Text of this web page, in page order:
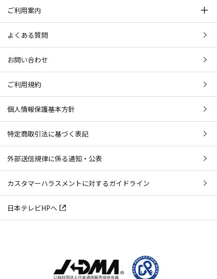
ご利用案内
よくある質問
お問い合わせ
ご利用規約
個人情報保護基本方針
特定商取引法に基づく表記
外部送信規律に係る通知・公表
カスタマーハラスメントに対するガイドライン
日本テレビHPへ